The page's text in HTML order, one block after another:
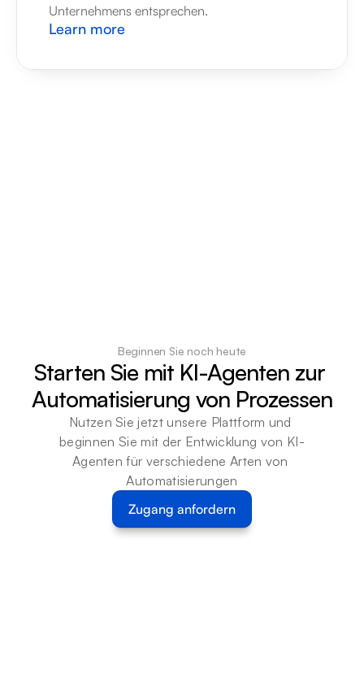
Unternehmens entsprechen.
Learn more
Beginnen Sie noch heute
Starten Sie mit KI-Agenten zur
Automatisierung von Prozessen
Nutzen Sie jetzt unsere Plattform und
beginnen Sie mit der Entwicklung von KI-
Agenten für verschiedene Arten von
Automatisierungen
Zugang anfordern